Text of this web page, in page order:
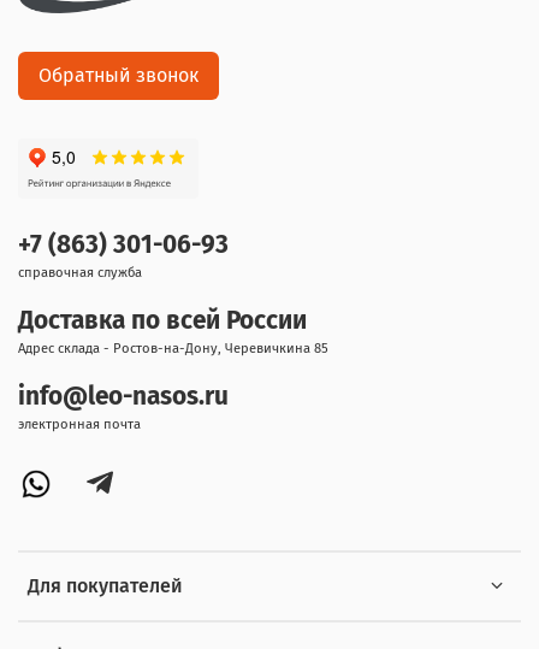
Для покупателей
+7 (863) 301-06-93
справочная служба
Доставка по всей России
Адрес склада - Ростов-на-Дону, Черевичкина 85
info@leo-nasos.ru
электронная почта
Обратный звонок